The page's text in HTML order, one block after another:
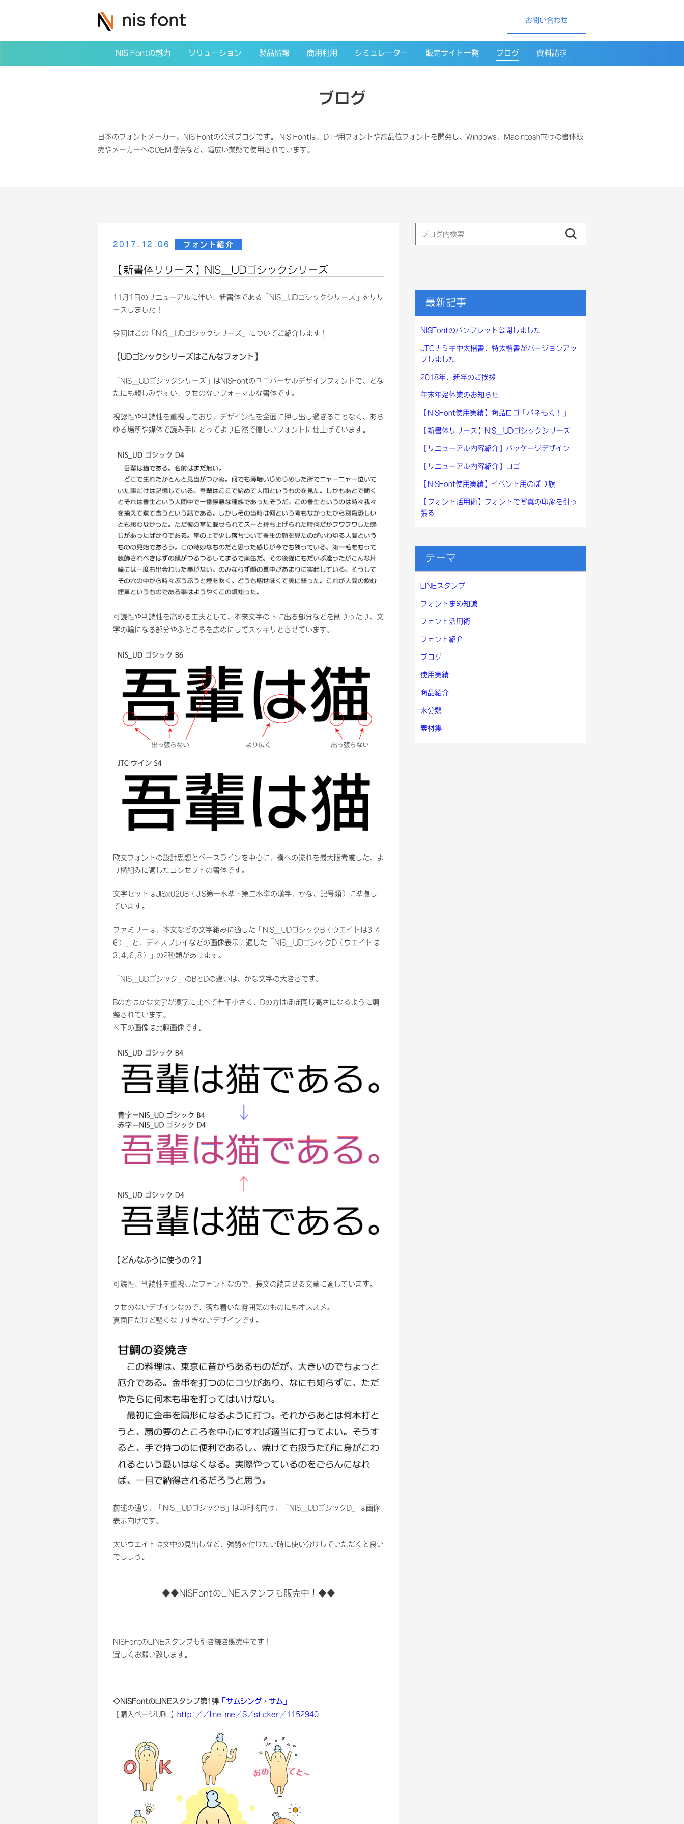
お問い合わせ
NIS Fontの魅力 ソリューション 製品情報 商用利用 シミュレーター 販売サイト一覧 ブログ 資料請求
ブログ
日本のフォントメーカー、NIS Fontの公式ブログです。 NIS Fontは、DTP用フォントや高品位フォントを開発し、Windows、Macintosh向けの書体販
売やメーカーへのOEM提供など、幅広い業態で使用されています。
2017.12.06 フォント紹介
【新書体リリース】NIS_UDゴシックシリーズ
11月1日のリニューアルに伴い、新書体である「NIS_UDゴシックシリーズ」をリリ
ースしました！
今回はこの「NIS_UDゴシックシリーズ」についてご紹介します！
【UDゴシックシリーズはこんなフォント】
「NIS_UDゴシックシリーズ」はNISFontのユニバーサルデザインフォントで、どな
たにも親しみやすい、クセのないフォーマルな書体です。
視認性や判読性を重視しており、デザイン性を全面に押し出し過ぎることなく、あら
ゆる場所や媒体で読み手にとってより自然で優しいフォントに仕上げています。
可読性や判読性を高める工夫として、本来文字の下に出る部分などを削りったり、文
字の輪になる部分やふところを広めにしてスッキリとさせています。
欧文フォントの設計思想とベースラインを中心に、横への流れを最大限考慮した、よ
り横組みに適したコンセプトの書体です。
文字セットはJISx0208（JIS第一水準・第二水準の漢字、かな、記号類）に準拠し
ています。
ファミリーは、本文などの文字組みに適した「NIS_UDゴシックB（ウエイトは3,4,
6）」と、ディスプレイなどの画像表示に適した「NIS_UDゴシックD（ウエイトは
3,4,6,8）」の2種類があります。
「NIS_UDゴシック」のBとDの違いは、かな文字の大きさです。
Bの方はかな文字が漢字に比べて若干小さく、Dの方はほぼ同じ高さになるように調
整されています。
※下の画像は比較画像です。
【どんなふうに使うの？】
可読性、判読性を重視したフォントなので、長文の読ませる文章に適しています。
クセのないデザインなので、落ち着いた雰囲気のものにもオススメ。
真面目だけど堅くなりすぎないデザインです。
前述の通り、「NIS_UDゴシックB」は印刷物向け、「NIS_UDゴシックD」は画像
表示向けです。
太いウエイトは文中の見出しなど、強弱を付けたい時に使い分けしていただくと良い
でしょう。
◆◆NISFontのLINEスタンプも販売中！◆◆
NISFontのLINEスタンプも引き続き販売中です！
宜しくお願い致します。
◇NISFontのLINEスタンプ第1弾 「サムシング・サム」
【購入ページURL】 http://line.me/S/sticker/1152940
最新記事
NISFontのパンフレット公開しました
JTCナミキ中太楷書、特太楷書がバージョンアッ
プしました
2018年、新年のご挨拶
年末年始休業のお知らせ
【NISFont使用実績】商品ロゴ「パネもく！」
【新書体リリース】NIS_UDゴシックシリーズ
【リニューアル内容紹介】パッケージデザイン
【リニューアル内容紹介】ロゴ
【NISFont使用実績】イベント用のぼり旗
【フォント活用術】フォントで写真の印象を引っ
張る
テーマ
LINEスタンプ
フォントまめ知識
フォント活用術
フォント紹介
ブログ
使用実績
商品紹介
未分類
素材集